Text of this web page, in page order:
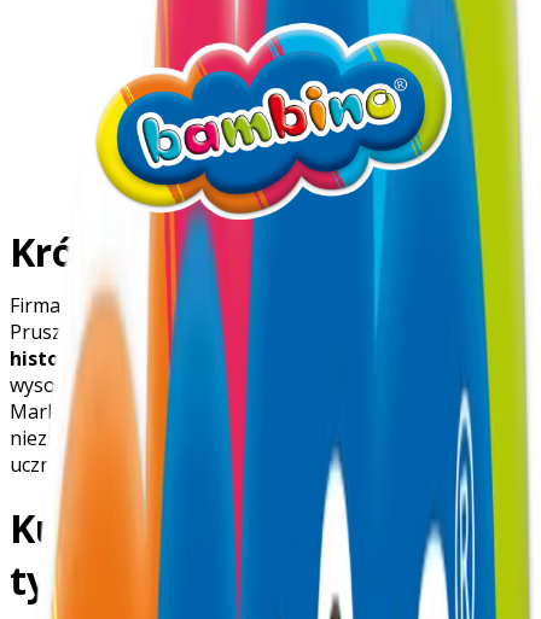
Krótka historia marki
Firma St. Majewski powstała już w
Pruszkowie, a więc może pochwalić się ponad
130-letnią
historią ! Od samego początku jej misją było tworzenie
wysokiej jakości przyborów piśmienniczych i szkolnych.
Marka przeszła wiele zmian, ale jedno pozostało
niezmienne – zaufanie, jakim darzą ją kolejne pokolenia
uczniów, rodziców i nauczycieli.
Kultowe produkty – nie
tylko Bambino